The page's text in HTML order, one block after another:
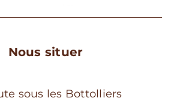
Nous situer
sous les Bottolliers